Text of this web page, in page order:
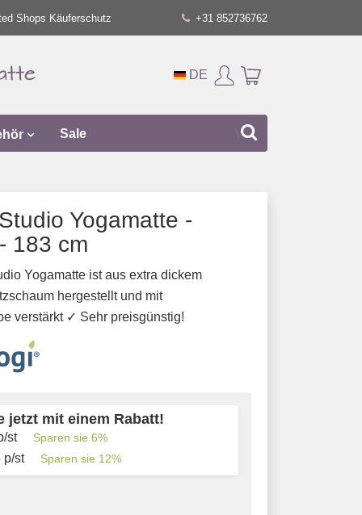
Shops Käuferschutz +31 852736762
DE
Sale
Yogamatte -
183 cm
Yogamatte ist aus extra dickem
hergestellt und mit
verstärkt ✓ Sehr preisgünstig!
jetzt mit einem Rabatt!
st Sparen sie 6%
p/st Sparen sie 12%